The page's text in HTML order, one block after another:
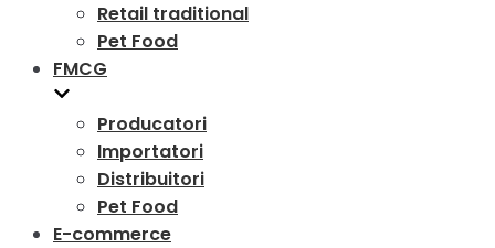
Retail traditional
Pet Food
FMCG
Producatori
Importatori
Distribuitori
Pet Food
E-commerce